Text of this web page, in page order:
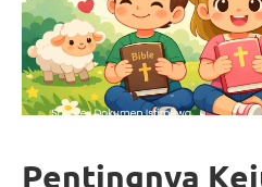
Pentingnya